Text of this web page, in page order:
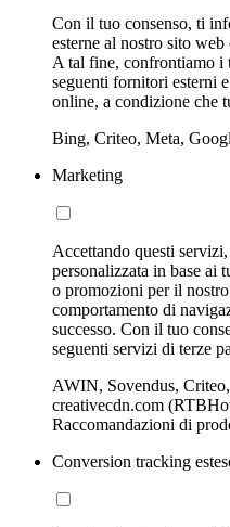
Con il tuo consenso, ti
esterne al nostro sito
A tal fine, confrontiamo i
seguenti fornitori esterni
online, a condizione che
Bing, Criteo, Meta,
Marketing
Accettando questi
personalizzata in base ai
o promozioni per il
comportamento di
successo. Con il tuo
seguenti servizi di terze
AWIN, Sovendus,
creativecdn.com
Raccomandazioni di
Conversion tracking